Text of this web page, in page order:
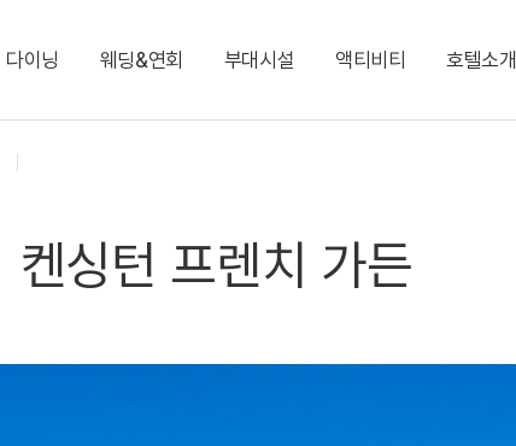
이닝 & 이벤트
턴 리워즈 NEW 켄싱턴 바우처
럭스 패밀리 트윈
넥팅 패밀리 트윈(최대 8인) 커넥팅 패밀리 온돌(최대 8인)
열 스위트 그랜드 스위트(최대 9인)
다이닝
램핑 빌리지 Glamping
웨딩&연회
랜드볼룸 1·2
부대시설
즈 월드
싱턴 뮤지엄 비즈니스 센터
액티비티
렌치 가든 트레인 투어
호텔소개
켄싱턴 프렌치 가든